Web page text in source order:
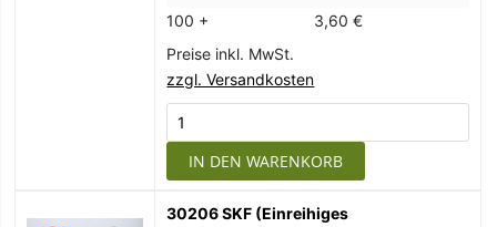
100 +
3,60 €
Preise inkl. MwSt.
zzgl. Versandkosten
IN DEN WARENKORB
30206 SKF (Einreihiges